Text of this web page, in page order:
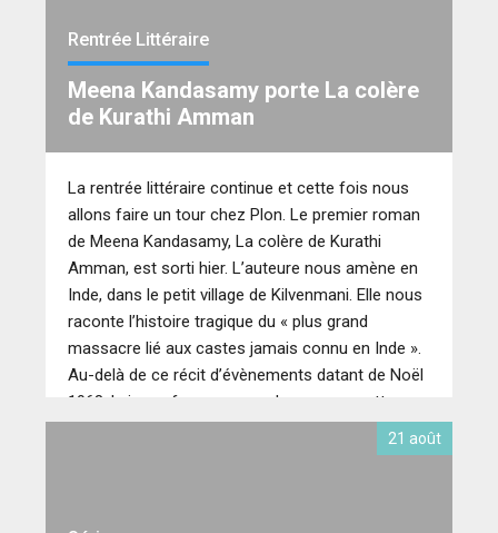
Rentrée Littéraire
Meena Kandasamy porte La colère
de Kurathi Amman
La rentrée littéraire continue et cette fois nous
allons faire un tour chez Plon. Le premier roman
de Meena Kandasamy, La colère de Kurathi
Amman, est sorti hier. L’auteure nous amène en
Inde, dans le petit village de Kilvenmani. Elle nous
raconte l’histoire tragique du « plus grand
massacre lié aux castes jamais connu en Inde ».
Au-delà de ce récit d’évènements datant de Noël
1968, la jeune femme nous donne sa recette
d’écriture.
21 août